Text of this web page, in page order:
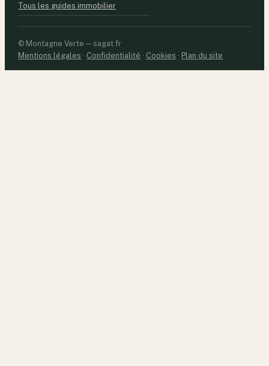
Tous les guides immobilier
© Montagne Verte — sagat.fr
Mentions légales · Confidentialité · Cookies · Plan du site